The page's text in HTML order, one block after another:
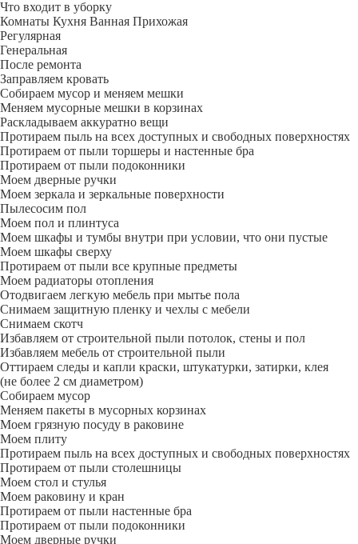
Что входит в уборку
Регу­лярная
Гене­ральная
После ремонта
Заправляем кровать
Собираем мусор и меняем мешки
Меняем мусорные мешки в корзинах
Раскладываем аккуратно вещи
Протираем пыль на всех доступных и свободных поверхностях
Протираем от пыли торшеры и настенные бра
Протираем от пыли подоконники
Моем дверные ручки
Моем зеркала и зеркальные поверхности
Пылесосим пол
Моем пол и плинтуса
Моем шкафы и тумбы внутри при условии, что они пустые
Моем шкафы сверху
Протираем от пыли все крупные предметы
Моем радиаторы отопления
Отодвигаем легкую мебель при мытье пола
Снимаем защитную пленку и чехлы с мебели
Снимаем скотч
Избавляем от строительной пыли потолок, стены и пол
Избавляем мебель от строительной пыли
Оттираем следы и капли краски, штукатурки, затирки, клея
(не более 2 см диаметром)
Собираем мусор
Меняем пакеты в мусорных корзинах
Моем грязную посуду в раковине
Моем плиту
Протираем пыль на всех доступных и свободных поверхностях
Протираем от пыли столешницы
Моем стол и стулья
Моем раковину и кран
Протираем от пыли настенные бра
Протираем от пыли подоконники
Моем дверные ручки